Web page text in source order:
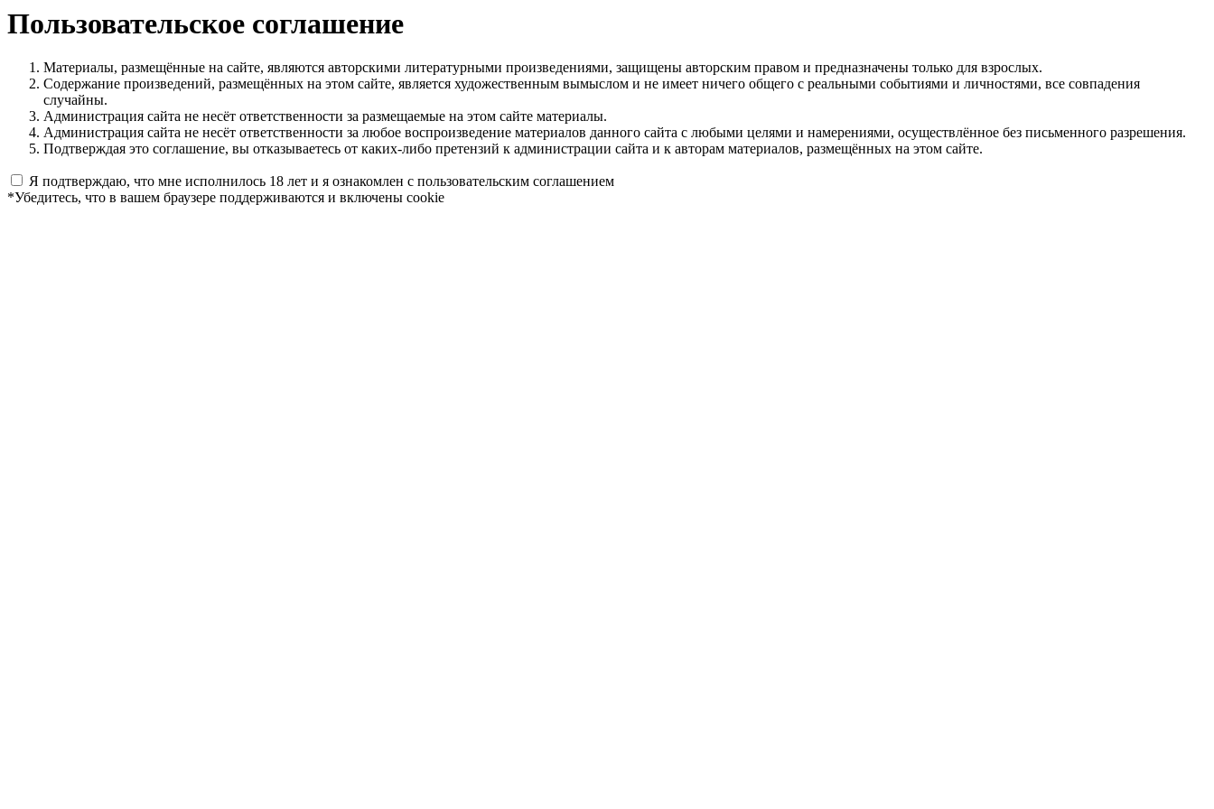
Пользовательское соглашение
Материалы, размещённые на сайте, являются авторскими литературными произведениями, защищены авторским правом и предназначены только для взрослых.
Содержание произведений, размещённых на этом сайте, является художественным вымыслом и не имеет ничего общего с реальными событиями и личностями, все совпадения
случайны.
Администрация сайта не несёт ответственности за размещаемые на этом сайте материалы.
Администрация сайта не несёт ответственности за любое воспроизведение материалов данного сайта с любыми целями и намерениями, осуществлённое без письменного разрешения.
Подтверждая это соглашение, вы отказываетесь от каких-либо претензий к администрации сайта и к авторам материалов, размещённых на этом сайте.
Я подтверждаю, что мне исполнилось 18 лет и я ознакомлен с пользовательским соглашением
*Убедитесь, что в вашем браузере поддерживаются и включены cookie